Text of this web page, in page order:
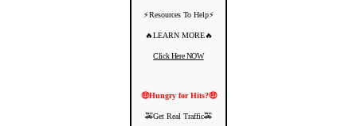
⚡️Resources To Help⚡️
🔥LEARN MORE🔥
Click Here NOW
🤑Hungry for Hits?🤑
🚕Get Real Traffic🚕